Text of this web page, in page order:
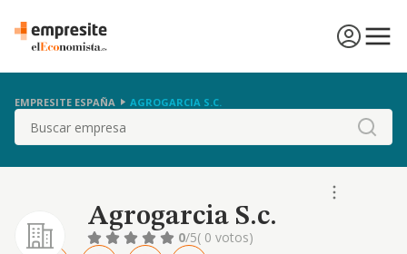
EMPRESITE ESPAÑA AGROGARCIA S.C.
Buscar
Agrogarcia S.c.
0/5( 0 votos)